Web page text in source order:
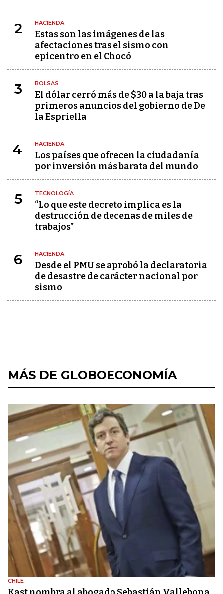
2 HACIENDA
Estas son las imágenes de las
afectaciones tras el sismo con
epicentro en el Chocó
3 BOLSAS
El dólar cerró más de $30 a la baja tras
primeros anuncios del gobierno de De
la Espriella
4 HACIENDA
Los países que ofrecen la ciudadanía
por inversión más barata del mundo
5 TECNOLOGÍA
“Lo que este decreto implica es la
destrucción de decenas de miles de
trabajos”
6 HACIENDA
Desde el PMU se aprobó la declaratoria
de desastre de carácter nacional por
sismo
MÁS DE GLOBOECONOMÍA
CHILE